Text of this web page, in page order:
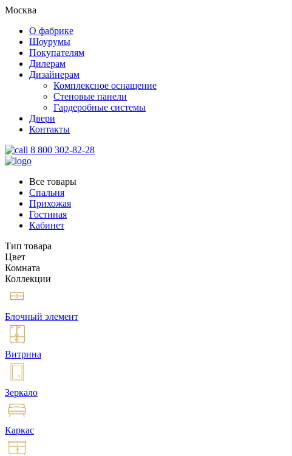
Москва
О фабрике
Шоурумы
Покупателям
Дилерам
Дизайнерам
Комплексное оснащение
Стеновые панели
Гардеробные системы
Двери
Контакты
8 800 302-82-28
Все товары
Спальня
Прихожая
Гостиная
Кабинет
Тип товара
Цвет
Комната
Коллекции
Блочный элемент
Витрина
Зеркало
Каркас